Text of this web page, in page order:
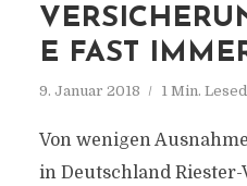
E FAST
9. Januar 2018 1 Min.
Von wenigen
in Deutschland